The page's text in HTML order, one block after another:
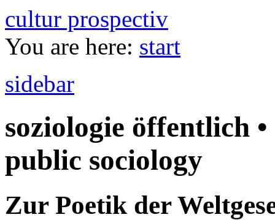
cultur prospectiv
You are here: start
sidebar
soziologie öffentlich
public sociology
Zur Poetik der